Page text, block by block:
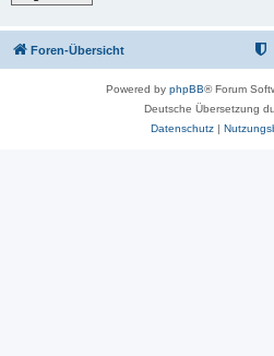
Foren-Übersicht
Powered by phpBB® Forum
Deutsche Übersetzung
Datenschutz|